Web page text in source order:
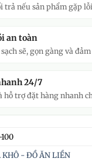
trả nếu sản phẩm gặp
an toàn
sẽ, gọn gàng và
24/7
hỗ trợ đặt hàng nhanh
KHÔ - ĐỒ ĂN LIỀN